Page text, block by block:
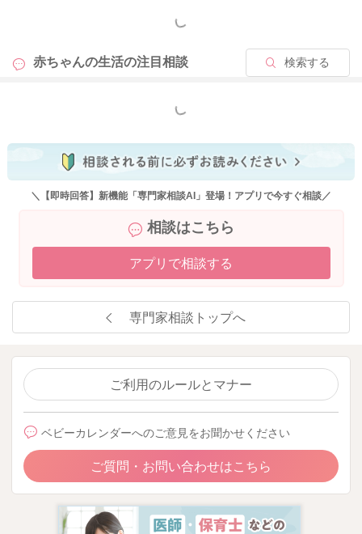
もっと見る
赤ちゃんの生活の注目相談 検索する
もっと見る
＼【即時回答】新機能「専門家相談AI」登場！アプリで今すぐ相談／
相談はこちら
アプリで相談する
専門家相談トップへ
ご利用のルールとマナー
ベビーカレンダーへのご意見をお聞かせください
ご質問・お問い合わせはこちら